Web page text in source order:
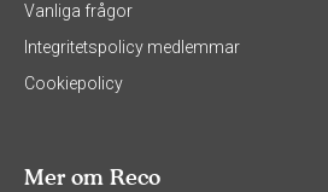
Vanliga frågor
Integritetspolicy medlemmar
Cookiepolicy
Mer om Reco